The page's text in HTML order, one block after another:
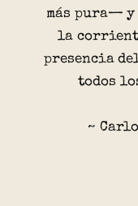
más pura—
la
presencia
todos
~